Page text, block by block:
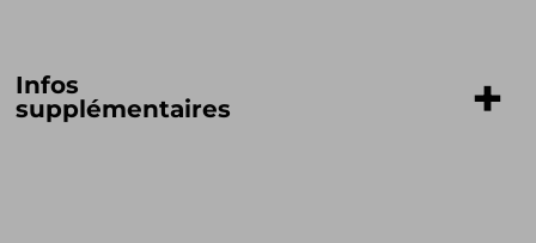
hormonal en MTC
des maladies gynécologiques en MO
Infos
supplémentaires